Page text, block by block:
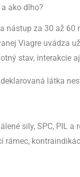
ako dlho?
nástup za 30 až
Viagre uvádza
stav, interakcie
látka
sily, SPC, PIL a
rámec,